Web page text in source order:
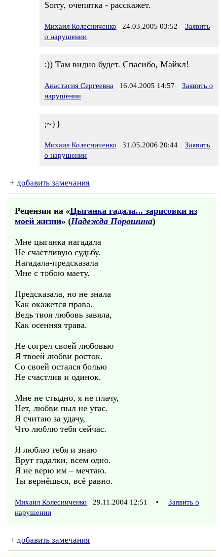
Sorry, очепятка - расскажет.
Михаил Колесниченко 24.03.2005 03:52
Заявить
о нарушении
:)) Там видно будет. Спасибо, Майкл!
Анастасия Сергеевна 16.04.2005 14:57
Заявить о
нарушении
;~}}
Михаил Колесниченко 31.05.2006 20:44
Заявить
о нарушении
+ добавить замечания
Рецензия на «Цыганка гадала... зарисовки из
моей жизни» (Надежда Порошина)
Мне цыганка нагадала
Не счастливую судьбу.
Нагадала-предсказала
Мне с тобою маету.
Предсказала, но не знала
Как окажется права.
Ведь твоя любовь завяла,
Как осенняя трава.
Не согрел своей любовью
Я твоей любви росток.
Со своей остался болью
Не счастлив и одинок.
Мне не стыдно, я не плачу,
Нет, любви пыл не угас.
Я считаю за удачу,
Что люблю тебя сейчас.
Я люблю тебя и знаю
Врут гадалки, всем одно.
Я не верю им – мечтаю.
Ты вернёшься, всё равно.
Михаил Колесниченко 29.11.2004 12:51 •
Заявить о
нарушении
+ добавить замечания